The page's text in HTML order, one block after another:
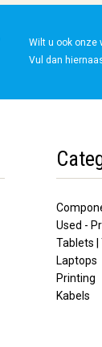
Wilt u ook onze
Vul dan
Used -
Tablets
Laptops
Printing
Kabels